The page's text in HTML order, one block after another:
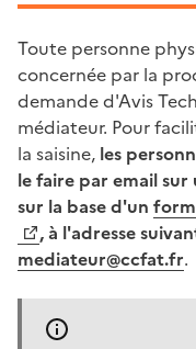
Toute personne
concernée par la
demande d'Avis
médiateur. Pour
la saisine, les
le faire par email
sur la base d'un
, à l'adresse
mediateur@ccfat.fr.